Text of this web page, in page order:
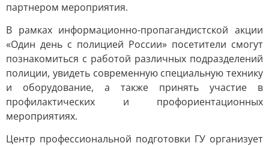
партнером мероприятия.
В рамках информационно-пропагандистской акции
«Один день с полицией России» посетители смогут
познакомиться с работой различных подразделений
полиции, увидеть современную специальную технику
и оборудование, а также принять участие в
профилактических и профориентационных
мероприятиях.
Центр профессиональной подготовки ГУ организует